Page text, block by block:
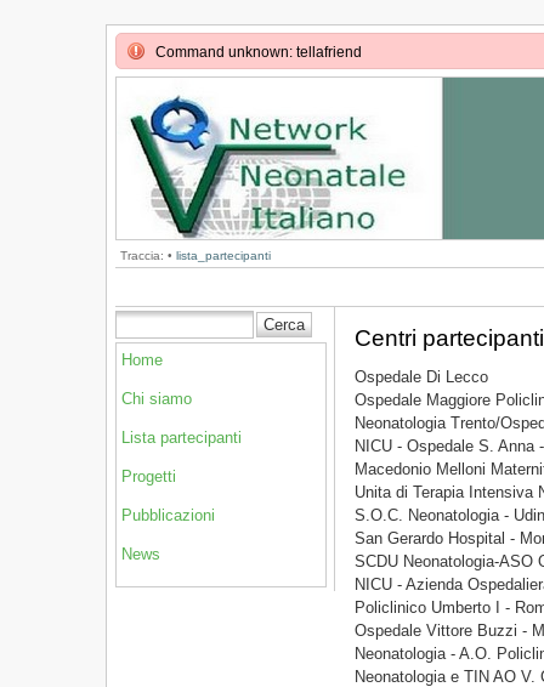
Command unknown: tellafriend
Traccia: • lista_partecipanti
Home
Chi siamo
Lista partecipanti
Progetti
Pubblicazioni
News
Centri partecipanti
Ospedale Di Lecco
Ospedale Maggiore
Neonatologia Trento/
NICU - Ospedale S. Anna
Macedonio Melloni
Unita di Terapia Intensiva
S.O.C. Neonatologia -
San Gerardo Hospital -
SCDU Neonatologia-ASO
NICU - Azienda
Policlinico Umberto I -
Ospedale Vittore Buzzi -
Neonatologia - A.O.
Neonatologia e TIN AO V.